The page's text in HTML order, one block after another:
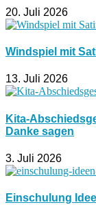
20. Juli 2026
Windspiel mit
13. Juli 2026
Kita-
Danke sagen
3. Juli 2026
Einschulung